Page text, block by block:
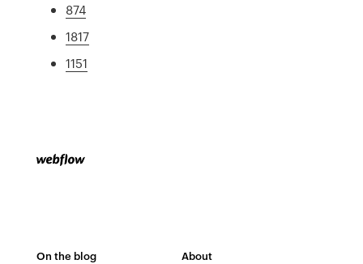
874
1817
1151
On the blog About